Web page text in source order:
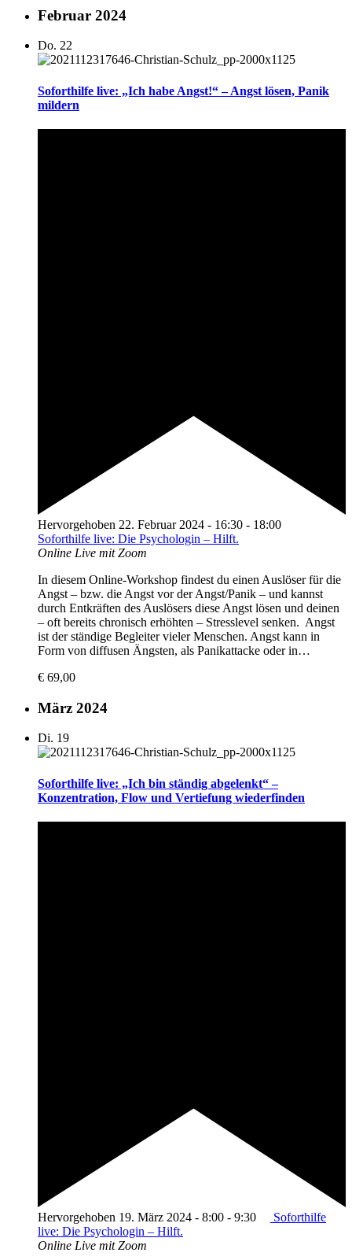
Februar 2024
Do. 22
Soforthilfe live: „Ich habe Angst!“ – Angst lösen, Panik
mildern
Hervorgehoben 22. Februar 2024 - 16:30 - 18:00
Soforthilfe live: Die Psychologin – Hilft.
Online Live mit Zoom
In diesem Online-Workshop findest du einen Auslöser für die
Angst – bzw. die Angst vor der Angst/Panik – und kannst
durch Entkräften des Auslösers diese Angst lösen und deinen
– oft bereits chronisch erhöhten – Stresslevel senken. Angst
ist der ständige Begleiter vieler Menschen. Angst kann in
Form von diffusen Ängsten, als Panikattacke oder in…
€ 69,00
März 2024
Di. 19
Soforthilfe live: „Ich bin ständig abgelenkt“ –
Konzentration, Flow und Vertiefung wiederfinden
Hervorgehoben 19. März 2024 - 8:00 - 9:30
Soforthilfe
live: Die Psychologin – Hilft.
Online Live mit Zoom